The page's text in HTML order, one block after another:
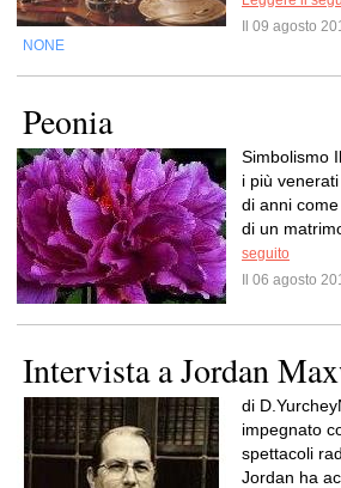
Il 09 agosto
NONE
Peonia
Simbolismo
i più
di anni
di un
seguito
Il 06 agosto
Intervista a Jordan
di
impegnato
spettacoli
Jordan ha